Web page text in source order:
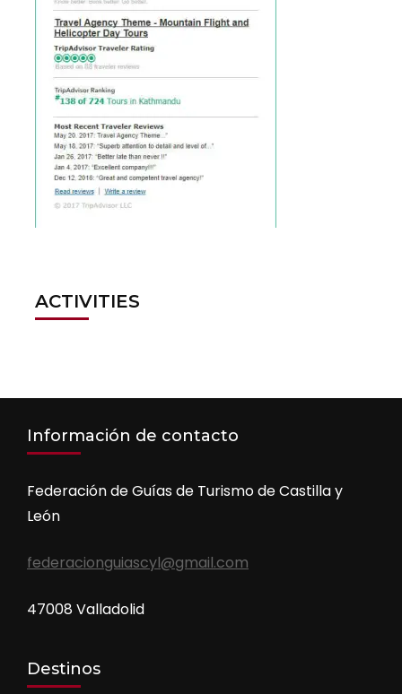
ACTIVITIES
Información de contacto
Federación de Guías de Turismo de Castilla y
León
federacionguiascyl@gmail.com
47008 Valladolid
Destinos